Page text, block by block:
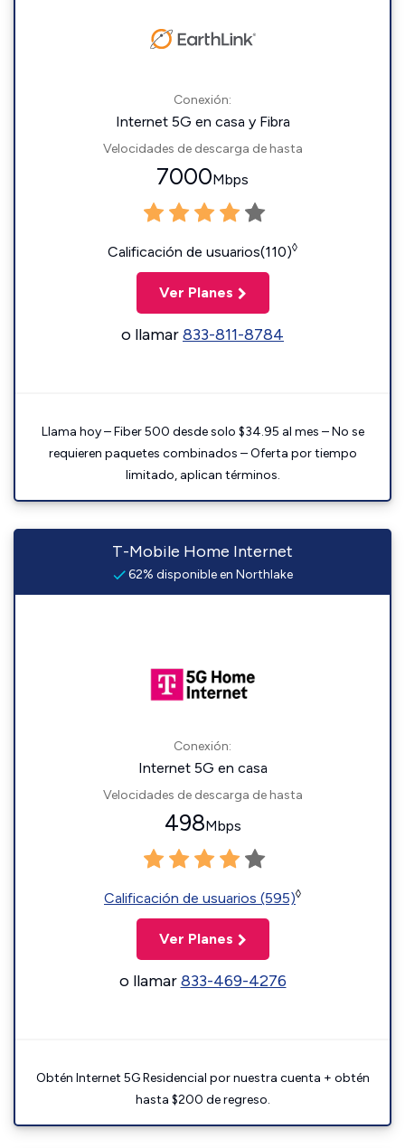
Conexión:
Internet 5G en casa y Fibra
Velocidades de descarga de hasta
7000Mbps
Calificación de usuarios(110)◊
Ver Planes
o llamar833-811-8784
Llama hoy – Fiber 500 desde solo $34.95 al mes – No se
requieren paquetes combinados – Oferta por tiempo
limitado, aplican términos.
T-Mobile Home Internet
62% disponible en Northlake
Conexión:
Internet 5G en casa
Velocidades de descarga de hasta
498Mbps
Calificación de usuarios (595)◊
Ver Planes
o llamar833-469-4276
Obtén Internet 5G Residencial por nuestra cuenta + obtén
hasta $200 de regreso.